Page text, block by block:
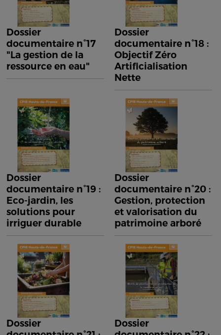
Dossier
documentaire n°17
"La gestion de la
ressource en eau"
Dossier
documentaire n°18 :
Objectif Zéro
Artificialisation
Nette
Dossier
documentaire n°19 :
Eco-jardin, les
solutions pour
irriguer durable
Dossier
documentaire n°20 :
Gestion, protection
et valorisation du
patrimoine arboré
Dossier
Dossier